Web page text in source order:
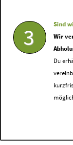
3
Sind
Wir
Du